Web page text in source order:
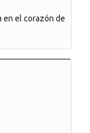
en el corazón de